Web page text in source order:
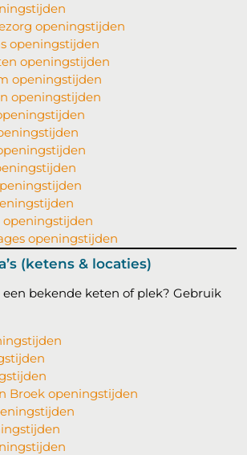
openingstijden
openingstijden
openingstijden
openingstijden
openingstijden
openingstijden
openingstijden
(ketens & locaties)
bekende keten of plek? Gebruik
Broek openingstijden